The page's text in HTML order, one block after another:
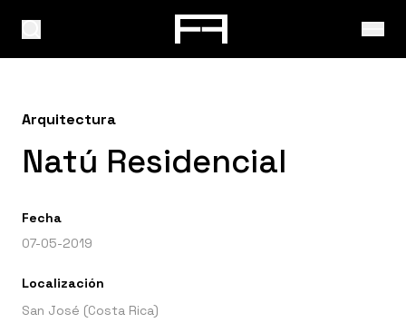
Arquitectura
Natú Residencial
Fecha
07-05-2019
Localización
San José (Costa Rica)